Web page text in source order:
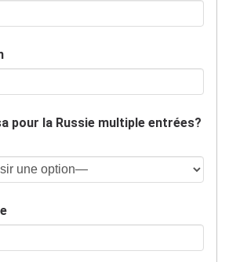
pour la Russie multiple entrées?